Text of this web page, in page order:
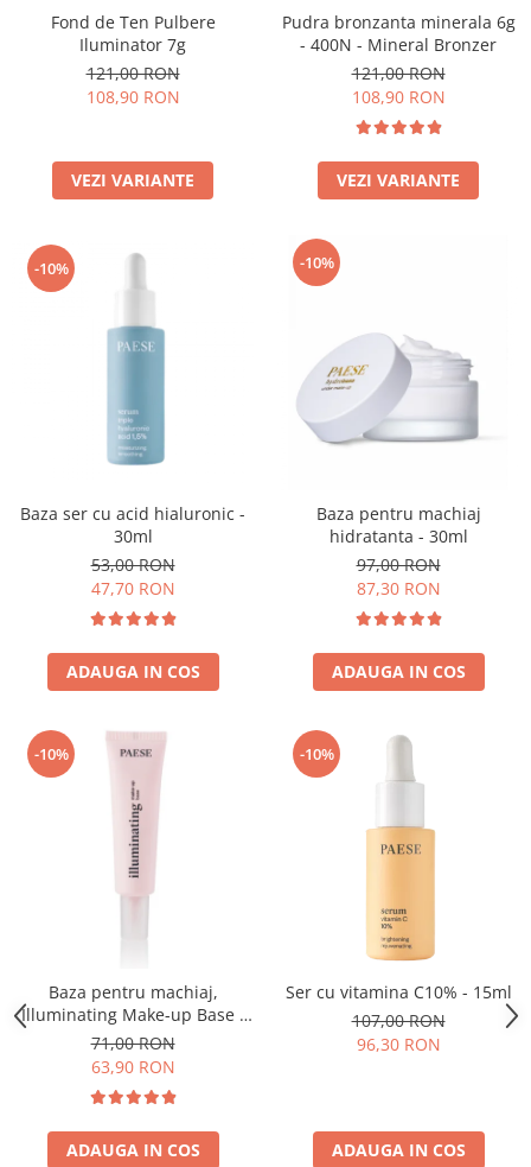
Fond de Ten Pulbere
Iluminator 7g
121,00 RON
108,90 RON
VEZI VARIANTE
Pudra bronzanta minerala 6g
- 400N - Mineral Bronzer
121,00 RON
108,90 RON
VEZI VARIANTE
-10%
Baza ser cu acid hialuronic -
30ml
53,00 RON
47,70 RON
ADAUGA IN COS
-10%
Baza pentru machiaj
hidratanta - 30ml
97,00 RON
87,30 RON
ADAUGA IN COS
-10%
Baza pentru machiaj,
Illuminating Make-up Base -
30ml
71,00 RON
63,90 RON
ADAUGA IN COS
-10%
Ser cu vitamina C10% - 15ml
107,00 RON
96,30 RON
ADAUGA IN COS